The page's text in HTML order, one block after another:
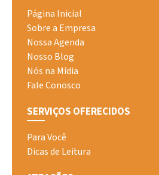
Página Inicial
Sobre a Empresa
Nossa Agenda
Nosso Blog
Nós na Mídia
Fale Conosco
SERVIÇOS OFERECIDOS
Para Você
Dicas de Leitura